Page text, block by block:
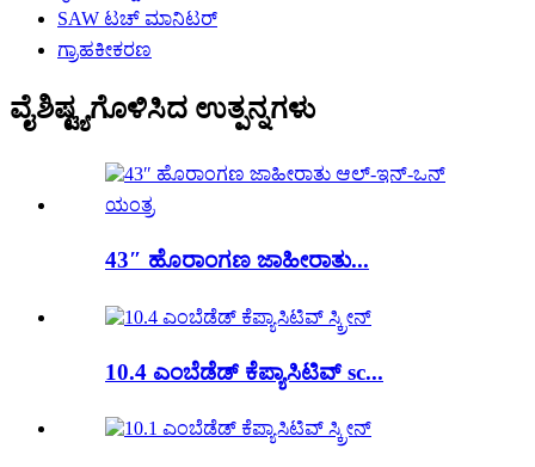
SAW ಟಚ್ ಮಾನಿಟರ್
ಗ್ರಾಹಕೀಕರಣ
ವೈಶಿಷ್ಟ್ಯಗೊಳಿಸಿದ ಉತ್ಪನ್ನಗಳು
43″ ಹೊರಾಂಗಣ ಜಾಹೀರಾತು...
10.4 ಎಂಬೆಡೆಡ್ ಕೆಪ್ಯಾಸಿಟಿವ್ sc...